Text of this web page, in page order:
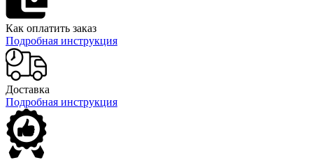
Как оплатить заказ
Подробная инструкция
Доставка
Подробная инструкция